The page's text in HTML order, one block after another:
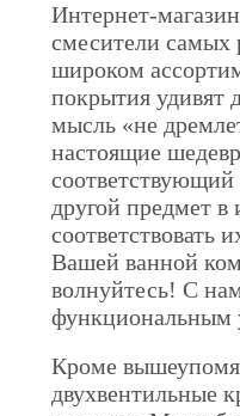
Интернет-
смесители самых
широком
покрытия удивят
мысль «не
настоящие
другой предмет
соответствовать
Вашей ванной
волнуйтесь! С
функциональным
Кроме
двухвентильные